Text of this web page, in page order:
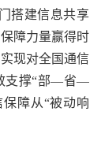
搭建信息共享
障力量赢得时
现对全国通信
支撑“部—省—
障从“被动响